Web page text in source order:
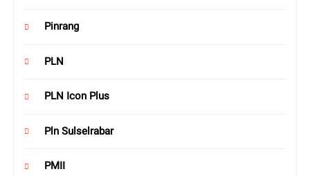
Pinrang
PLN
PLN Icon Plus
Pln Sulselrabar
PMII